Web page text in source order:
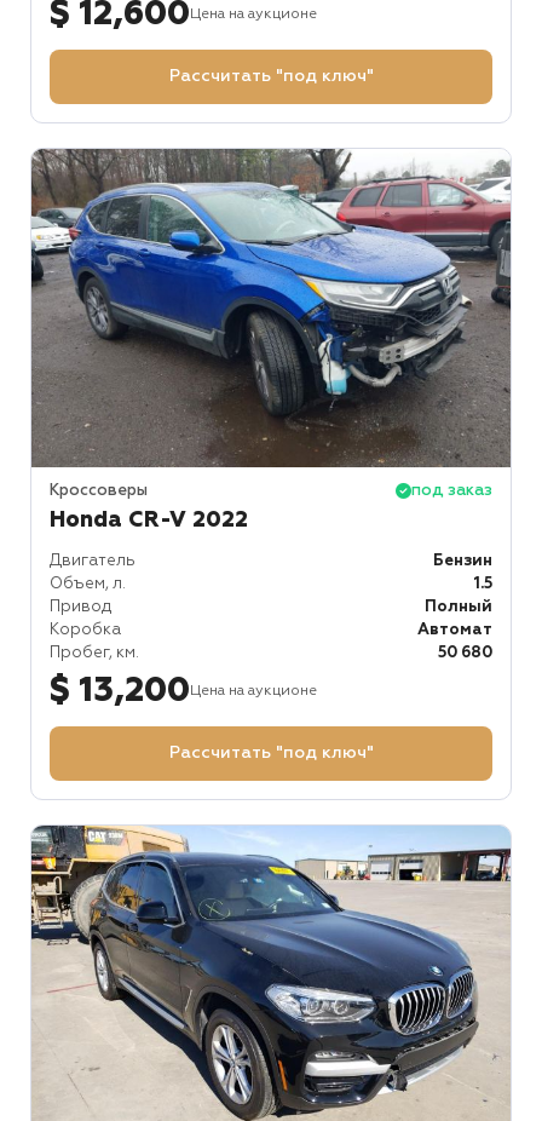
$ 12,600 Цена на аукционе
Рассчитать "под ключ"
Кроссоверы под заказ
Honda CR-V 2022
Двигатель
Бензин
Объем, л.
1.5
Привод
Полный
Коробка
Автомат
Пробег, км.
50 680
$ 13,200Цена на аукционе
Рассчитать "под ключ"